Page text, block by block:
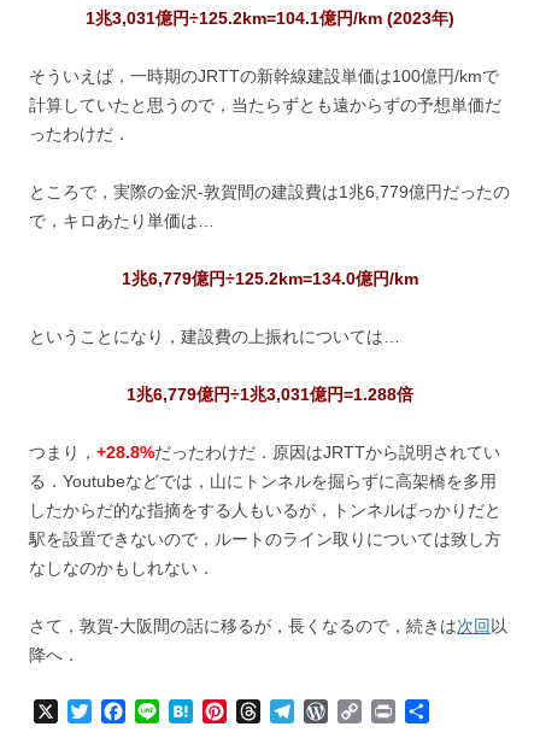
1兆3,031億円÷125.2km=104.1億円/km (2023年)
そういえば，一時期のJRTTの新幹線建設単価は100億円/kmで
計算していたと思うので，当たらずとも遠からずの予想単価だ
ったわけだ．
ところで，実際の金沢-敦賀間の建設費は1兆6,779億円だったの
で，キロあたり単価は…
1兆6,779億円÷125.2km=134.0億円/km
ということになり，建設費の上振れについては…
1兆6,779億円÷1兆3,031億円=1.288倍
つまり， +28.8%だったわけだ．原因はJRTTから説明されてい
る．Youtubeなどでは，山にトンネルを掘らずに高架橋を多用
したからだ的な指摘をする人もいるが，トンネルばっかりだと
駅を設置できないので，ルートのライン取りについては致し方
なしなのかもしれない．
さて，敦賀-大阪間の話に移るが，長くなるので，続きは次回 以
降へ．
H
W
C